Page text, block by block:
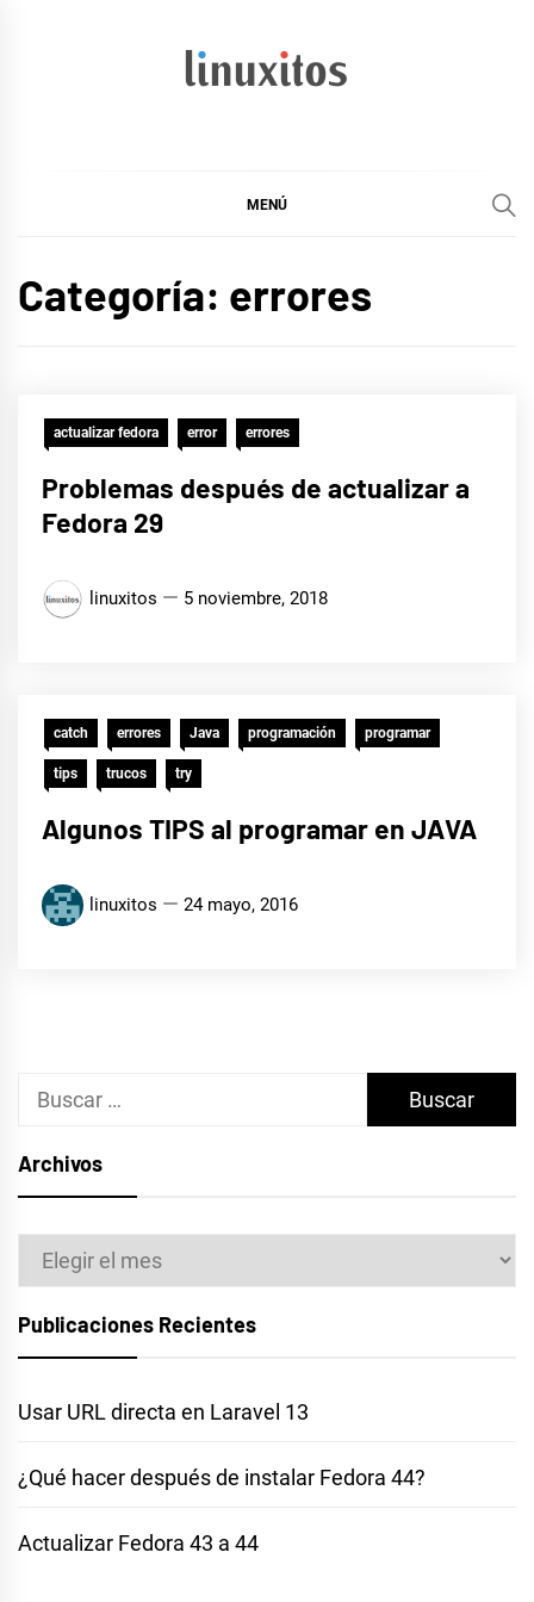
MENÚ
Categoría: errores
actualizar fedora error errores
Problemas después de actualizar a
Fedora 29
linuxitos 5 noviembre, 2018
catch errores Java programación programar
tips trucos try
Algunos TIPS al programar en JAVA
linuxitos 24 mayo, 2016
Buscar:
Archivos
Archivos
Publicaciones Recientes
Usar URL directa en Laravel 13
¿Qué hacer después de instalar Fedora 44?
Actualizar Fedora 43 a 44